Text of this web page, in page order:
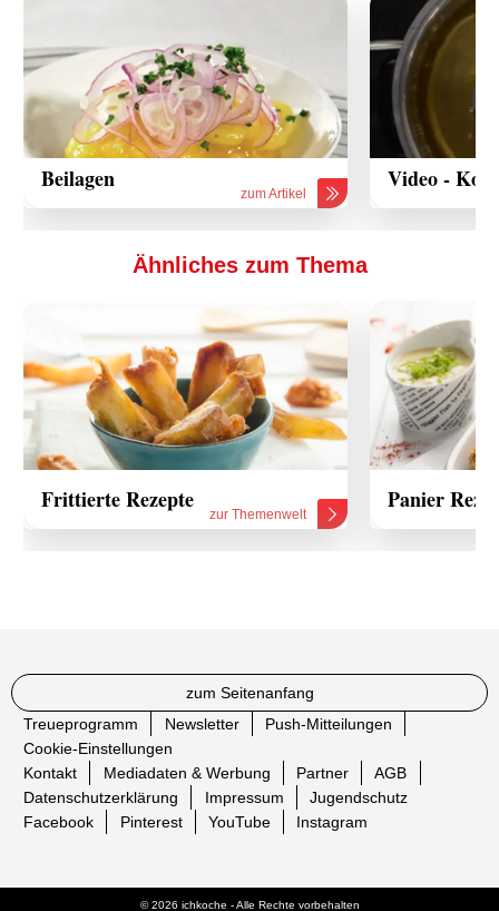
Beilagen
zum Artikel
Video -
Ähnliches zum Thema
Frittierte Rezepte
zur Themenwelt
Panier
zum Seitenanfang
Treueprogramm
Newsletter
Push-Mitteilungen
Cookie-Einstellungen
Kontakt
Mediadaten & Werbung Partner
AGB
Datenschutzerklärung
Impressum
Jugendschutz
Facebook
Pinterest YouTube Instagram
© 2026 ichkoche - Alle Rechte vorbehalten